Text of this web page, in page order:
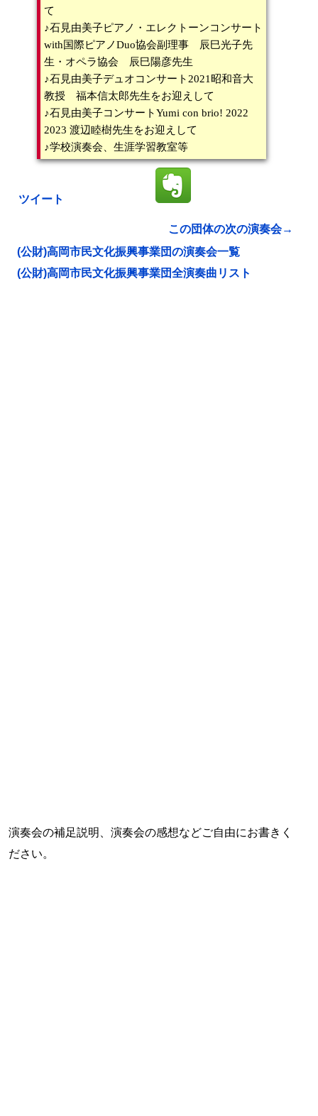
て
♪石見由美子ピアノ・エレクトーンコンサート
with国際ピアノDuo協会副理事 辰巳光子先
生・オペラ協会 辰巳陽彦先生
♪石見由美子デュオコンサート2021昭和音大
教授 福本信太郎先生をお迎えして
♪石見由美子コンサートYumi con brio! 2022
2023 渡辺睦樹先生をお迎えして
♪学校演奏会、生涯学習教室等
ツイート
この団体の次の演奏会→
(公財)高岡市民文化振興事業団の演奏会一覧
(公財)高岡市民文化振興事業団全演奏曲リスト
演奏会の補足説明、演奏会の感想などご自由にお書きく
ださい。